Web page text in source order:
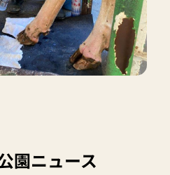
園ニュース